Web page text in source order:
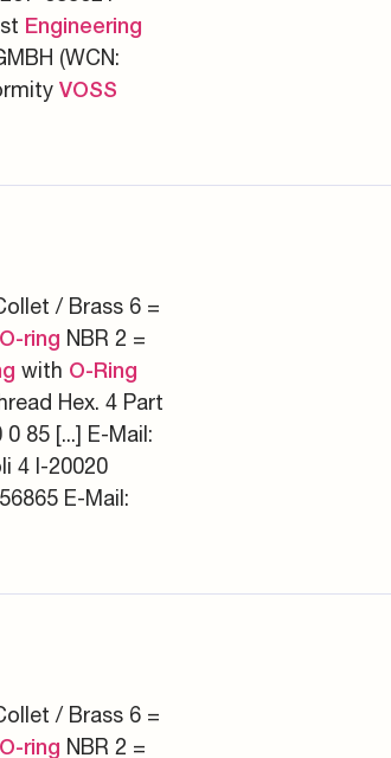
Engineering
(WCN:
VOSS
/ Brass 6 =
O-ring NBR 2 =
with O-Ring
Hex. 4 Part
85 [...] E-Mail:
4 I-20020
E-Mail:
/ Brass 6 =
O-ring NBR 2 =